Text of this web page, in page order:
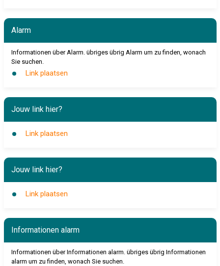
Alarm
Informationen über Alarm. übriges übrig Alarm um zu finden, wonach
Sie suchen.
Link plaatsen
Jouw link hier?
Link plaatsen
Jouw link hier?
Link plaatsen
Informationen alarm
Informationen über Informationen alarm. übriges übrig Informationen
alarm um zu finden, wonach Sie suchen.